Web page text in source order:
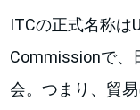
ITCの正式名称
Commissionで、
会。つまり、貿